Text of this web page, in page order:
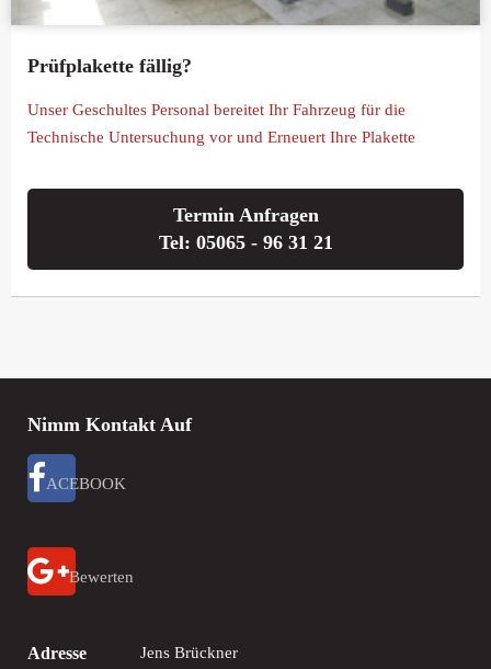
Prüfplakette fällig?
Unser Geschultes Personal bereitet Ihr Fahrzeug für die
Technische Untersuchung vor und Erneuert Ihre Plakette
Termin Anfragen
Tel: 05065 - 96 31 21
Nimm Kontakt Auf
ACEBOOK
Bewerten
Adresse
Jens Brückner